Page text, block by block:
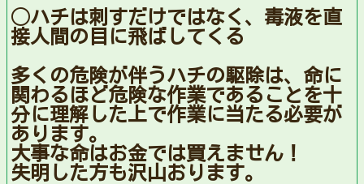
◯ハチは刺すだけではなく、毒液を直
接人間の目に飛ばしてくる
多くの危険が伴うハチの駆除は、命に
関わるほど危険な作業であることを十
分に理解した上で作業に当たる必要が
あります。
大事な命はお金では買えません！
失明した方も沢山おります。